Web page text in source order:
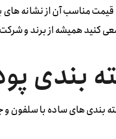
قیمت مناسب آن از نشانه
کنید همیشه از برند و
بندی
های ساده با سلفون و جعبه